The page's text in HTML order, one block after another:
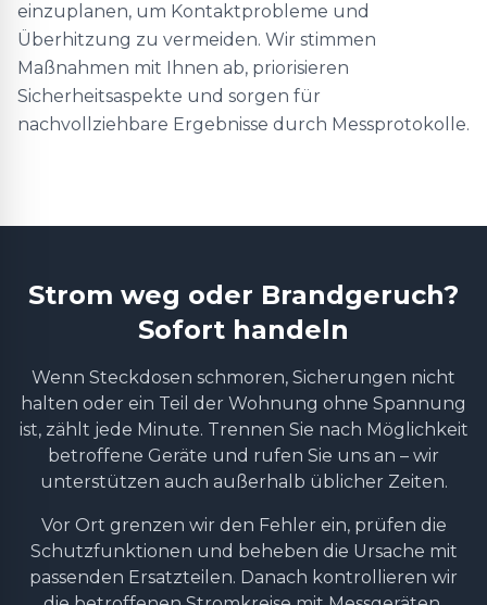
einzuplanen, um Kontaktprobleme und
Überhitzung zu vermeiden. Wir stimmen
Maßnahmen mit Ihnen ab, priorisieren
Sicherheitsaspekte und sorgen für
nachvollziehbare Ergebnisse durch Messprotokolle.
Strom weg oder Brandgeruch?
Sofort handeln
Wenn Steckdosen schmoren, Sicherungen nicht
halten oder ein Teil der Wohnung ohne Spannung
ist, zählt jede Minute. Trennen Sie nach Möglichkeit
betroffene Geräte und rufen Sie uns an – wir
unterstützen auch außerhalb üblicher Zeiten.
Vor Ort grenzen wir den Fehler ein, prüfen die
Schutzfunktionen und beheben die Ursache mit
passenden Ersatzteilen. Danach kontrollieren wir